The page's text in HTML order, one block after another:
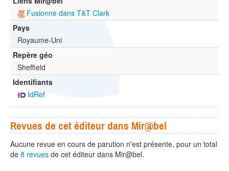
Fusionne dans T&T Clark
Pays
Royaume-Uni
Repère géo
Sheffield
Identifiants
IdRef
Revues de cet éditeur dans Mir@bel
Aucune revue en cours de parution n'est présente, pour un total
de 8 revues de cet éditeur dans Mir@bel.